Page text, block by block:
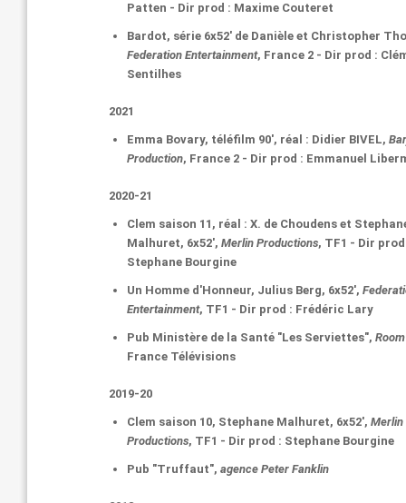
Patten - Dir prod : Maxime Couteret
Bardot, série 6x52' de Danièle et Christopher
Federation Entertainment, France 2 - Dir prod :
Sentilhes
2021
Emma Bovary, téléfilm 90', réal : Didier BIVEL,
Production, France 2 - Dir prod : Emmanuel
2020-21
Clem saison 11, réal : X. de Choudens et
Malhuret, 6x52', Merlin Productions, TF1 - Dir
Stephane Bourgine
Un Homme d'Honneur, Julius Berg, 6x52',
Entertainment, TF1 - Dir prod : Frédéric Lary
Pub Ministère de la Santé "Les Serviettes",
France Télévisions
2019-20
Clem saison 10, Stephane Malhuret, 6x52', Merlin
Productions, TF1 - Dir prod : Stephane Bourgine
Pub "Truffaut", agence Peter Fanklin